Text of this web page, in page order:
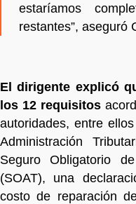
estaríamos
restantes”, aseguró
El dirigente explicó
los 12 requisitos
autoridades, entre
Administración
Seguro Obligatorio
(SOAT), una
costo de reparación